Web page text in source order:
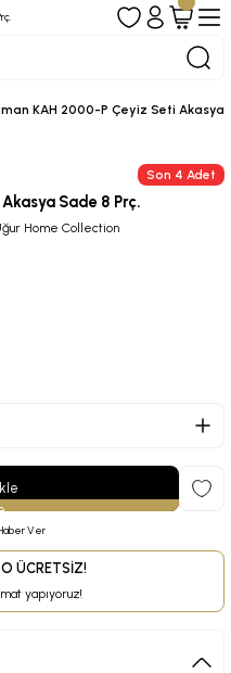
KAH 2000-P Çeyiz Seti Akasya
Son 4 Adet
Sade 8 Prç.
Home Collection
Ver
ÜCRETSİZ!
yapıyoruz!